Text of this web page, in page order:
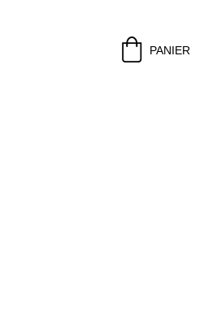
PANIER